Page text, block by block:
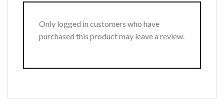
Only logged in customers who have
purchased this product may leave a review.